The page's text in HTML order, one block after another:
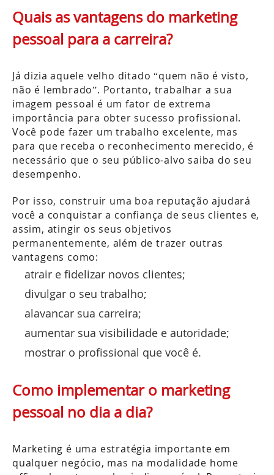
Quais as vantagens do marketing
pessoal para a carreira?
Já dizia aquele velho ditado “quem não é visto,
não é lembrado”. Portanto, trabalhar a sua
imagem pessoal é um fator de extrema
importância para obter sucesso profissional.
Você pode fazer um trabalho excelente, mas
para que receba o reconhecimento merecido, é
necessário que o seu público-alvo saiba do seu
desempenho.
Por isso, construir uma boa reputação ajudará
você a conquistar a confiança de seus clientes e,
assim, atingir os seus objetivos
permanentemente, além de trazer outras
vantagens como:
atrair e fidelizar novos clientes;
divulgar o seu trabalho;
alavancar sua carreira;
aumentar sua visibilidade e autoridade;
mostrar o profissional que você é.
Como implementar o marketing
pessoal no dia a dia?
Marketing é uma estratégia importante em
qualquer negócio, mas na modalidade home